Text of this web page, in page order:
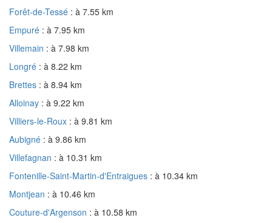
Forêt-de-Tessé : à 7.55 km
Empuré : à 7.95 km
Villemain : à 7.98 km
Longré : à 8.22 km
Brettes : à 8.94 km
Alloinay : à 9.22 km
Villiers-le-Roux : à 9.81 km
Aubigné : à 9.86 km
Villefagnan : à 10.31 km
Fontenille-Saint-Martin-d'Entraigues : à 10.34 km
Montjean : à 10.46 km
Couture-d'Argenson : à 10.58 km